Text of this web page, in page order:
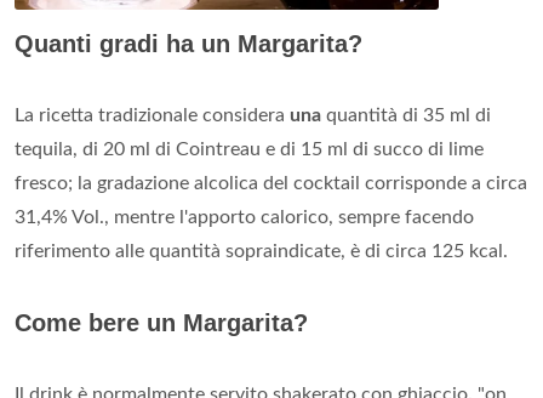
Quanti gradi ha un Margarita?
La ricetta tradizionale considera una quantità di 35 ml di
tequila, di 20 ml di Cointreau e di 15 ml di succo di lime
fresco; la gradazione alcolica del cocktail corrisponde a circa
31,4% Vol., mentre l'apporto calorico, sempre facendo
riferimento alle quantità sopraindicate, è di circa 125 kcal.
Come bere un Margarita?